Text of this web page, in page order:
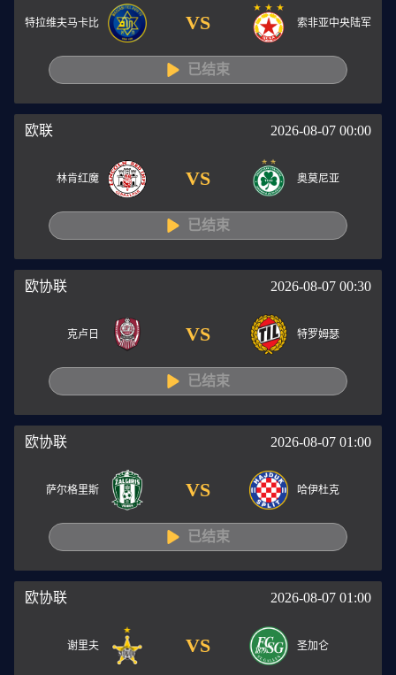
特拉维夫马卡比 VS 索非亚中央陆军
已结束
欧联 2026-08-07 00:00
林肯红魔 VS 奥莫尼亚
已结束
欧协联 2026-08-07 00:30
克卢日 VS 特罗姆瑟
已结束
欧协联 2026-08-07 01:00
萨尔格里斯 VS 哈伊杜克
已结束
欧协联 2026-08-07 01:00
谢里夫 VS 圣加仑